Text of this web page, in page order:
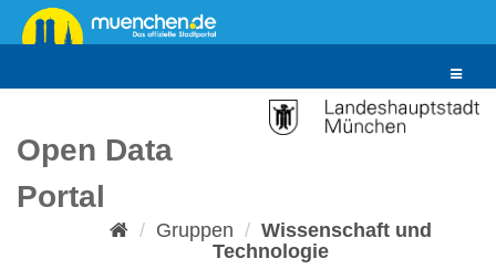
Überspringen
zum
Toggle
Open Data
Portal
Gruppen
Wissenschaft und
Technologie